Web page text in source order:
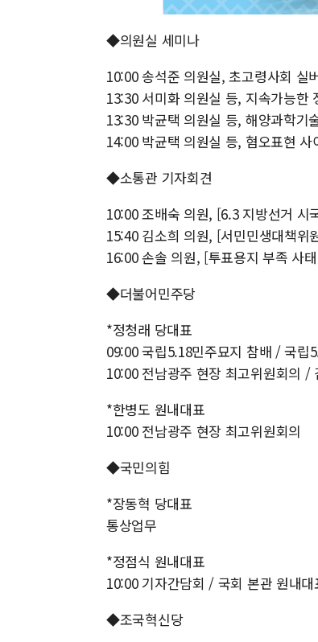
◆의원실 세미나
10:00 송석준 의원실, 초고령사회 실
13:30 서미화 의원실 등, 지속가능
13:30 박균택 의원실 등, 해양과학기
14:00 박균택 의원실 등, 혐오표현
◆소통관 기자회견
10:00 조배숙 의원, [6.3 지방선거 시
15:40 김소희 의원, [서민민생대책위
16:00 손솔 의원, [투표용지 부족 사
◆더불어민주당
*정청래 당대표
09:00 국립5.18민주묘지 참배 / 국립
10:00 전남광주 현장 최고위원회의 /
*한병도 원내대표
10:00 전남광주 현장 최고위원회의
◆국민의힘
*장동혁 당대표
통상업무
*정점식 원내대표
10:00 기자간담회 / 국회 본관 원내대
◆조국혁신당